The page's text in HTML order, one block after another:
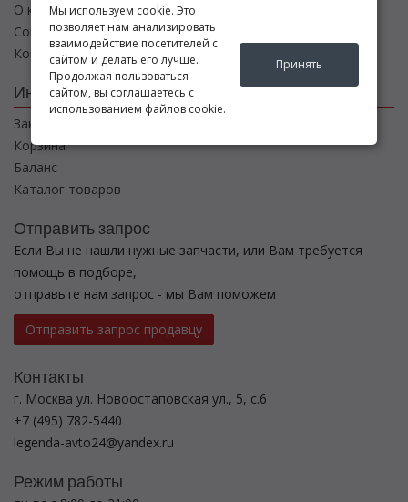
О компании
Соглашение
Контакты
Интернет магазин
Заказы
Корзина
Баланс
Каталог товаров
Отправить запрос
Если Вы не нашли нужные запчасти, или Вам требуется
помощь в подборе,
отправьте нам запрос - мы Вам поможем
Отправить запрос продавцу
Контакты
г. Москва ул. Новоостаповская ул., 5, с.6
+7 (495) 782-5440
legenda-avto24@yandex.ru
Режим работы
Мы используем cookie. Это
позволяет нам анализировать
взаимодействие посетителей с
сайтом и делать его лучше.
Продолжая пользоваться
сайтом, вы соглашаетесь с
использованием файлов cookie.
Принять